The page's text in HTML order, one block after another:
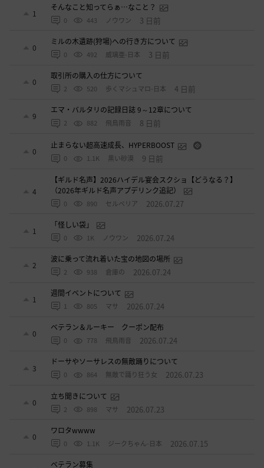
1
そんなこと知ってらぁ…なこと？
0 443 ノウワン 3 日前
0
ミルの木遺跡(狩場)への行き方について
0 492 威璃亜-日本 3 日前
0
取引所の購入の仕方について
2 520 歩くマシュマロ-日本 4 日前
9
エマ・バルタリの記録日誌 9～12章について
2 882 飛鳥雨音 8 日前
0
止まらない超高速成長、HYPERBOOST
0 1.1K 黒い砂漠 9 日前
4
【ギルド名声】2026ハイデル宴会スクショ【どうなる？】
（2026年ギルド名声アプデリンク追記）
0 890 セルベリア 2026.07.27
1
「怪しい袋」
0 1K ノウワン 2026.07.24
2
波に乗って流れ着いた宝の地図の場所
2 938 倉庫の 2026.07.24
1
週間イベントについて
1 805 マサ 2026.07.24
0
ベテラン＆ルーキー クーポン配布
0 778 飛鳥雨音 2026.07.24
3
ドーサやソーサレスの無敵踊りについて
0 864 無敵で踊り狂う女 2026.07.23
0
立ち聞きについて
2 898 マサ 2026.07.23
0
ワロタwwww
0 1.1K ジークちゃん-日本 2026.07.15
ベテラン募集